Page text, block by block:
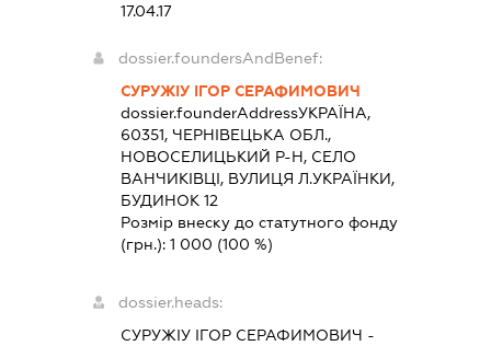
17.04.17
dossier.foundersAndBenef:
СУРУЖІУ ІГОР СЕРАФИМОВИЧ
dossier.founderAddressУКРАЇНА,
60351, ЧЕРНІВЕЦЬКА ОБЛ.,
НОВОСЕЛИЦЬКИЙ Р-Н, СЕЛО
ВАНЧИКІВЦІ, ВУЛИЦЯ Л.УКРАЇНКИ,
БУДИНОК 12
Розмір внеску до статутного фонду
(грн.): 1 000 (100 %)
dossier.heads:
СУРУЖІУ ІГОР СЕРАФИМОВИЧ -